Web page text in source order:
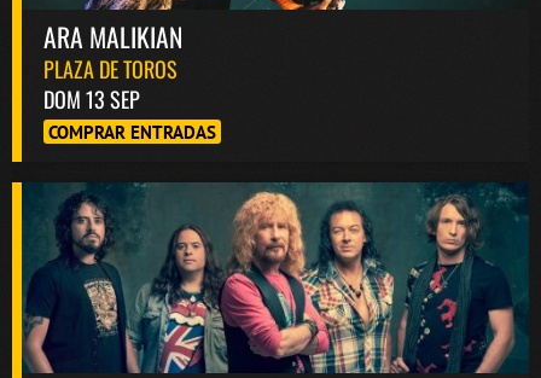
ARA MALIKIAN
PLAZA DE TOROS
DOM 13 SEP
COMPRAR ENTRADAS